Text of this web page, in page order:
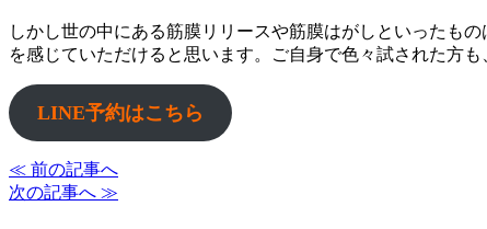
しかし世の中にある筋膜リリースや筋膜はがしといったも
を感じていただけると思います。ご自身で色々試された方も
LINE予約はこちら
≪ 前の記事へ
次の記事へ ≫